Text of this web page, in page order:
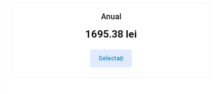
Anual
1695.38 lei
Selectați